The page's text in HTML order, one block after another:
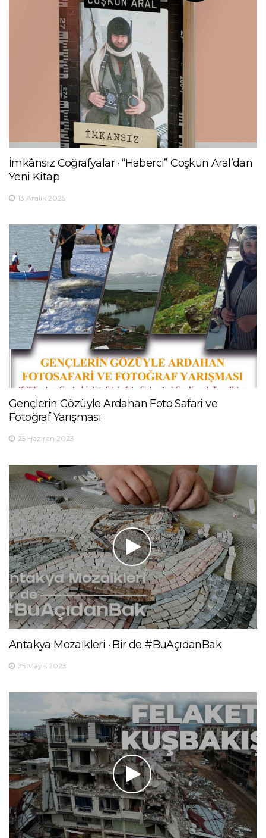
İmkânsız Coğrafyalar · “Haberci” Coşkun Aral’dan
Yeni Kitap
13 Aralık 2025
Gençlerin Gözüyle Ardahan Foto Safari ve
Fotoğraf Yarışması
25 Haziran 2023
Antakya Mozaikleri · Bir de #BuAçıdanBak
25 Mayıs 2023